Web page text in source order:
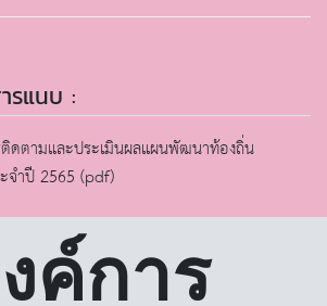
รแนบ :
ติดตามและประเมินผลแผนพัฒนาท้องถิ่น
จำปี 2565 (pdf)
ค์การ